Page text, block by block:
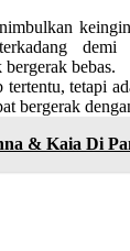
demi
bebas.
tetapi
bergerak
& Kaia Di